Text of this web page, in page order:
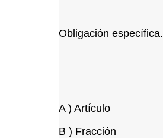
Obligación específica.
A ) Artículo
B ) Fracción